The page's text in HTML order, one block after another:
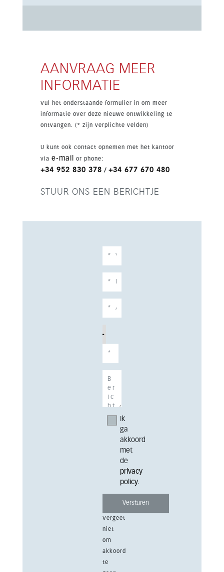
gemeenschappelijke parkeergelegenheid en is
van Puerto de la Duquesa en het strand van
Sabinillas, dicht bij winkels, restaurants,
golfbanen en de AP-7.
AANVRAAG MEER
INFORMATIE
Vul het onderstaande formulier in om meer
informatie over deze nieuwe ontwikkeling te
ontvangen. (* zijn verplichte velden)
U kunt ook contact opnemen met het kantoor
via e-mail or phone:
+34 952 830 378 / +34 677 670 480
STUUR ONS EEN BERICHTJE
Ik
ga
akkoord
met
de
privacy
policy.
Vergeet
niet
om
akkoord
te